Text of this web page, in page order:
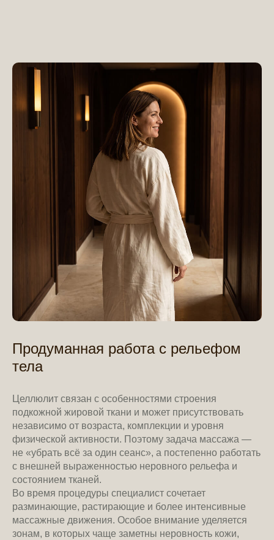
Продуманная работа с рельефом
тела
Целлюлит связан с особенностями строения
подкожной жировой ткани и может присутствовать
независимо от возраста, комплекции и уровня
физической активности. Поэтому задача массажа —
не «убрать всё за один сеанс», а постепенно работать
с внешней выраженностью неровного рельефа и
состоянием тканей.
Во время процедуры специалист сочетает
разминающие, растирающие и более интенсивные
массажные движения. Особое внимание уделяется
зонам, в которых чаще заметны неровность кожи,